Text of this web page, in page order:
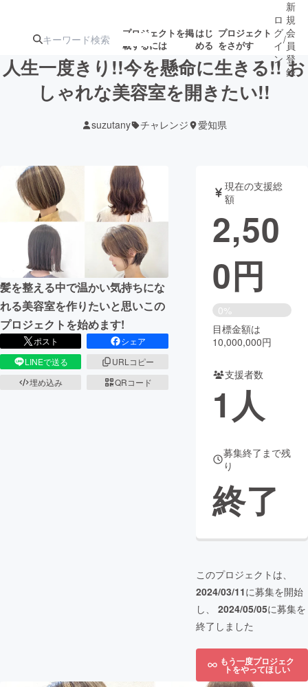
プロジェクトを掲
載するには
はじ
める
プロジェクト
をさがす
ターン
ジェクト
募集終了が近いプ
ロジェクト
アート・写真 音楽
テクノロジー・ガジェット ゲーム・サ
映像・映画 書籍・雑誌
ビジネス・起業 チャレンジ
まちづくり・地域活性化
CAMPFIRE for Social Good
CAMPFIRE Creation
コミュニティ
ロ
グ
イ
ン
/
新
規
会
員
登
録
人生一度きり!!今を懸命に生きる!! お
しゃれな美容室を開きたい!!
suzutany チャレンジ 愛知県
髪を整える中で温かい気持ちにな
れる美容室を作りたいと思いこの
プロジェクトを始めます!
ポスト
シェア
LINEで送る
URLコピー
埋め込み
QRコード
現在の支援総
額
2,50
0円
0%
目標金額は
10,000,000円
支援者数
1人
募集終了まで残
り
終了
このプロジェクトは、
2024/03/11に募集を開始
し、 2024/05/05に募集を
終了しました
もう一度プロジェク
トをやってほしい